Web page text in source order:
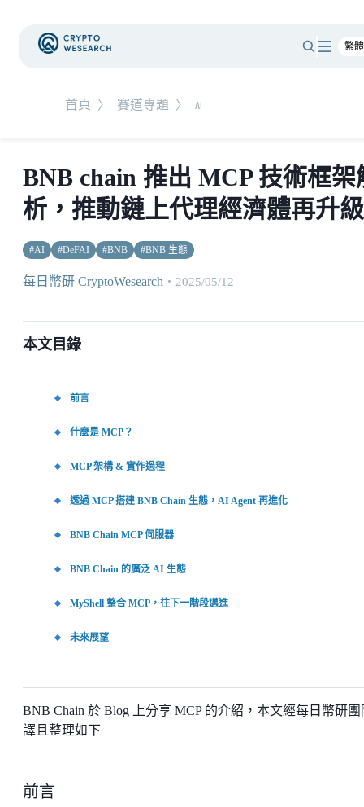
首頁 〉 賽道專題 〉 AI
BNB chain 推出 MCP 技術框架
析，推動鏈上代理經濟體再升級
#AI #DeFAI #BNB #BNB 生態
每日幣研 CryptoWesearch ・ 2025/05/12
本文目錄
前言
什麼是 MCP？
MCP 架構 & 實作過程
透過 MCP 搭建 BNB Chain 生態，AI Agent 再進化
BNB Chain MCP 伺服器
BNB Chain 的廣泛 AI 生態
MyShell 整合 MCP，往下一階段邁進
未來展望
BNB Chain 於 Blog 上分享 MCP 的介紹，本文經每日幣研團
譯且整理如下
前言